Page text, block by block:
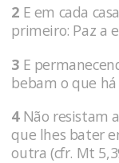
2 E em cada
primeiro: Paz a
3 E
bebam o que há
4Não resistam
que lhes bater
outra (cfr. Mt